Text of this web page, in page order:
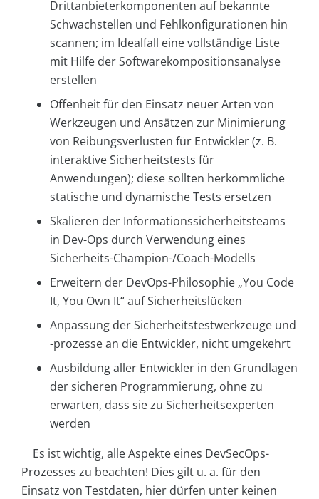
Drittanbieterkomponenten auf bekannte
Schwachstellen und Fehlkonfigurationen hin
scannen; im Idealfall eine vollständige Liste
mit Hilfe der Softwarekompositionsanalyse
erstellen
Offenheit für den Einsatz neuer Arten von
Werkzeugen und Ansätzen zur Minimierung
von Reibungsverlusten für Entwickler (z. B.
interaktive Sicherheitstests für
Anwendungen); diese sollten herkömmliche
statische und dynamische Tests ersetzen
Skalieren der Informationssicherheitsteams
in Dev-Ops durch Verwendung eines
Sicherheits-Champion-/Coach-Modells
Erweitern der DevOps-Philosophie „You Code
It, You Own It“ auf Sicherheitslücken
Anpassung der Sicherheitstestwerkzeuge und
-prozesse an die Entwickler, nicht umgekehrt
Ausbildung aller Entwickler in den Grundlagen
der sicheren Programmierung, ohne zu
erwarten, dass sie zu Sicherheitsexperten
werden
Es ist wichtig, alle Aspekte eines DevSecOps-
Prozesses zu beachten! Dies gilt u. a. für den
Einsatz von Testdaten, hier dürfen unter keinen